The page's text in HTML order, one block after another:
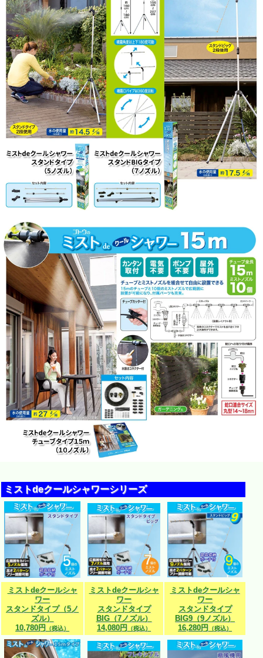
ミストdeクールシャワーシリーズ
ミストdeクールシャ
ワー
スタンドタイプ（5ノ
ズル）
10,780円 （税込）
ミストdeクールシャ
ワー
スタンドタイプ
BIG（7ノズル）
14,080円 （税込）
ミストdeクールシャ
ワー
スタンドタイプ
BIG9（9ノズル）
16,280円 （税込）